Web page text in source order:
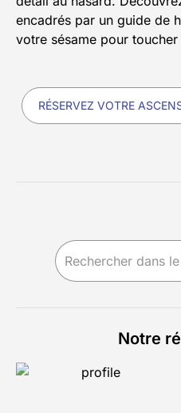
encadrés par un guide de
votre sésame pour
RÉSERVEZ VOTRE
Notre